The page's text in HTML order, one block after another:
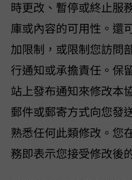
時更改、暫停或終止服
庫或內容的可用性。
加限制，或限制您訪問
行通知或承擔責任。
站上發布通知來修改本
郵件或郵寄方式向您發
熟悉任何此類修改。您
務即表示您接受修改後